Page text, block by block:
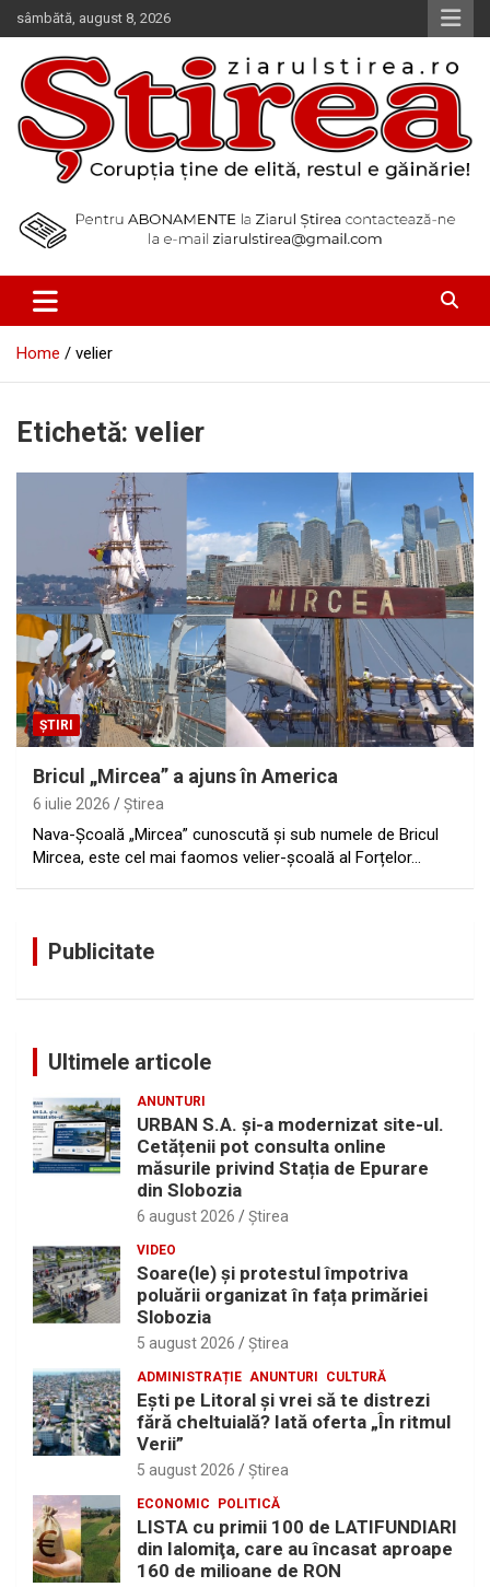
Skip
to
content
sâmbătă, august 8, 2026
Ziarul Știrea
Home velier
Etichetă: velier
ȘTIRI
Bricul „Mircea” a ajuns în America
6 iulie 2026 Ştirea
Nava-Școală „Mircea” cunoscută şi sub numele de Bricul
Mircea, este cel mai faomos velier-școală al Forțelor…
Publicitate
Ultimele articole
ANUNTURI
URBAN S.A. și-a modernizat site-ul.
Cetățenii pot consulta online
măsurile privind Stația de Epurare
din Slobozia
6 august 2026 Ştirea
VIDEO
Soare(le) și protestul împotriva
poluării organizat în fața primăriei
Slobozia
5 august 2026 Ştirea
ADMINISTRAȚIE ANUNTURI CULTURĂ
Eşti pe Litoral şi vrei să te distrezi
fără cheltuială? Iată oferta „În ritmul
Verii”
5 august 2026 Ştirea
ECONOMIC POLITICĂ
LISTA cu primii 100 de LATIFUNDIARI
din Ialomiţa, care au încasat aproape
160 de milioane de RON